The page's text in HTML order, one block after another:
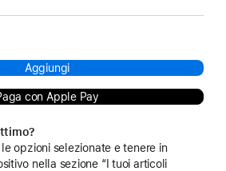
Aggiungi
con Apple Pay
opzioni selezionate e tenere in
nella sezione “I tuoi articoli